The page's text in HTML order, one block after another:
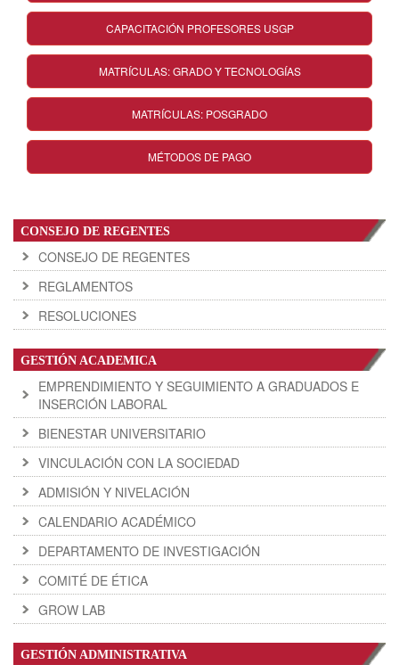
CAPACITACIÓN PROFESORES USGP
MATRÍCULAS: GRADO Y TECNOLOGÍAS
MATRÍCULAS: POSGRADO
MÉTODOS DE PAGO
CONSEJO DE REGENTES
CONSEJO DE REGENTES
REGLAMENTOS
RESOLUCIONES
GESTIÓN ACADEMICA
EMPRENDIMIENTO Y SEGUIMIENTO A GRADUADOS E
INSERCIÓN LABORAL
BIENESTAR UNIVERSITARIO
VINCULACIÓN CON LA SOCIEDAD
ADMISIÓN Y NIVELACIÓN
CALENDARIO ACADÉMICO
DEPARTAMENTO DE INVESTIGACIÓN
COMITÉ DE ÉTICA
GROW LAB
GESTIÓN ADMINISTRATIVA